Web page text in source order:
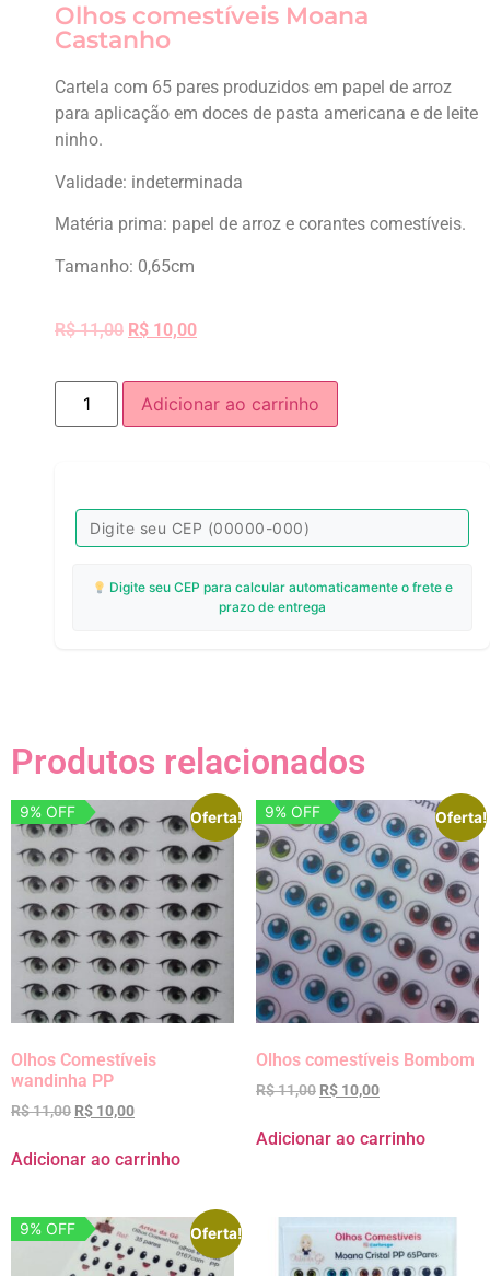
Olhos comestíveis Moana
Castanho
Cartela com 65 pares produzidos em papel de arroz
para aplicação em doces de pasta americana e de leite
ninho.
Validade: indeterminada
Matéria prima: papel de arroz e corantes comestíveis.
Tamanho: 0,65cm
R$11,00 R$ 10,00
Adicionar ao carrinho
Digite seu CEP para calcular automaticamente o frete e
prazo de entrega
Produtos relacionados
Oferta!
9% OFF
Olhos Comestíveis
wandinha PP
R$11,00 R$ 10,00
Adicionar ao carrinho
Oferta!
9% OFF
Olhos comestíveis Bombom
R$11,00 R$ 10,00
Adicionar ao carrinho
Oferta!
9% OFF